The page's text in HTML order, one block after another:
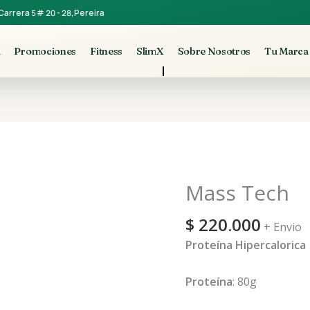
5 # 20 - 28, Pereira
Promociones Fitness SlimX Sobre Nosotros Tu Marca
Mass Tech
$ 220.000 + Envio
Proteína Hipercalorica
Proteína: 80g
Mass
Tech
cantidad